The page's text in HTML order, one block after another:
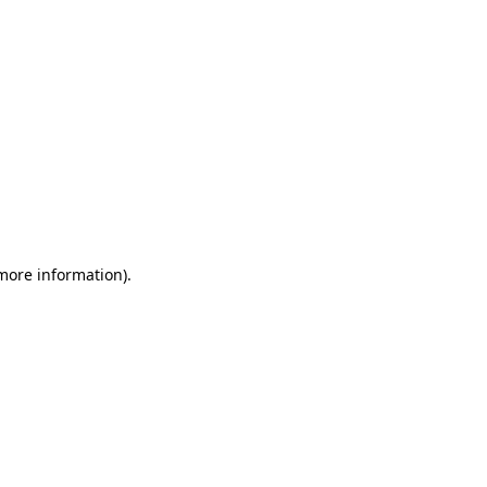
information).